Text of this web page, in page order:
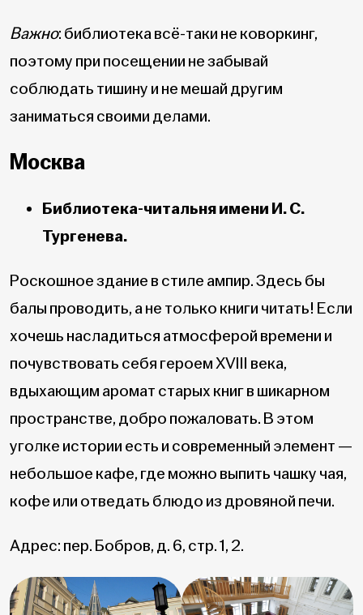
Важно: библиотека всё-таки не коворкинг,
поэтому при посещении не забывай
соблюдать тишину и не мешай другим
заниматься своими делами.
Москва
Библиотека-читальня имени И. С.
Тургенева.
Роскошное здание в стиле ампир. Здесь бы
балы проводить, а не только книги читать! Если
хочешь насладиться атмосферой времени и
почувствовать себя героем XVIII века,
вдыхающим аромат старых книг в шикарном
пространстве, добро пожаловать. В этом
уголке истории есть и современный элемент —
небольшое кафе, где можно выпить чашку чая,
кофе или отведать блюдо из дровяной печи.
Адрес: пер. Бобров, д. 6, стр. 1, 2.